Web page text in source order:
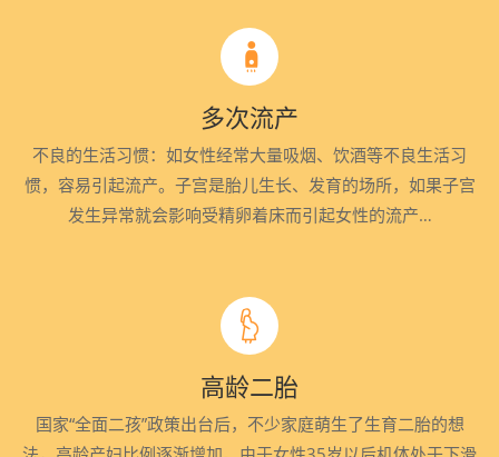
多次流产
不良的生活习惯：如女性经常大量吸烟、饮酒等不良生活习
惯，容易引起流产。子宫是胎儿生长、发育的场所，如果子宫
发生异常就会影响受精卵着床而引起女性的流产…
高龄二胎
国家“全面二孩”政策出台后，不少家庭萌生了生育二胎的想